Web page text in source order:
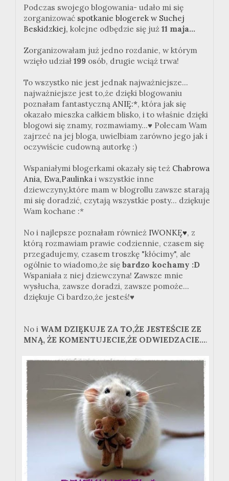
Podczas swojego blogowania- udało mi się
zorganizować spotkanie blogerek w Suchej
Beskidzkiej, kolejne odbędzie się już 11 maja...
Zorganizowałam już jedno rozdanie, w którym
wzięło udział 199 osób, drugie wciąż trwa!
To wszystko nie jest jednak najważniejsze...
najważniejsze jest to,że dzięki blogowaniu
poznałam fantastyczną ANIĘ:*, która jak się
okazało mieszka całkiem blisko, i to właśnie dzięki
blogowi się znamy, rozmawiamy...♥ Polecam Wam
zajrzeć na jej bloga, uwielbiam zarówno jego jak i
oczywiście cudowną autorkę :)
Wspaniałymi blogerkami okazały się też Chabrowa
Ania, Ewa,Paulinka i wszystkie inne
dziewczyny,które mam w blogrollu zawsze starają
mi się doradzić, czytają wszystkie posty... dziękuje
Wam kochane :*
No i najlepsze poznałam również IWONKĘ♥, z
którą rozmawiam prawie codziennie, czasem się
przegadujemy, czasem troszkę "kłócimy", ale
ogólnie to wiadomo,że się bardzo kochamy :D
Wspaniała z niej dziewczyna! Zawsze mnie
wysłucha, zawsze doradzi, zawsze pomoże...
dziękuje Ci bardzo,że jesteś!♥
No i WAM DZIĘKUJE ZA TO,ŻE JESTEŚCIE ZE
MNĄ, ŻE KOMENTUJECIE,ŻE ODWIEDZACIE....